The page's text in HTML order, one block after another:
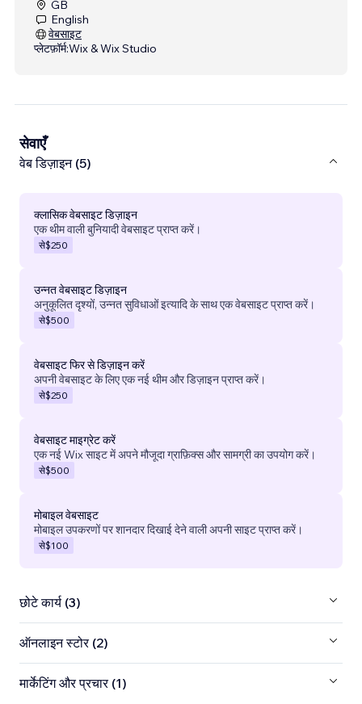
GB
English
वेबसाइट
प्लेटफ़ॉर्म:Wix & Wix Studio
सेवाएँ
वेब डिज़ाइन (5)
क्लासिक वेबसाइट डिज़ाइन
एक थीम वाली बुनियादी वेबसाइट प्राप्त करें।
से$250
उन्नत वेबसाइट डिज़ाइन
अनुकूलित दृश्यों, उन्नत सुविधाओं इत्यादि के साथ एक वेबसाइट प्राप्त करें।
से$500
वेबसाइट फिर से डिज़ाइन करें
अपनी वेबसाइट के लिए एक नई थीम और डिज़ाइन प्राप्त करें।
से$250
वेबसाइट माइग्रेट करें
एक नई Wix साइट में अपने मौजूदा ग्राफ़िक्स और सामग्री का उपयोग करें।
से$500
मोबाइल वेबसाइट
मोबाइल उपकरणों पर शानदार दिखाई देने वाली अपनी साइट प्राप्त करें।
से$100
छोटे कार्य (3)
ऑनलाइन स्टोर (2)
मार्केटिंग और प्रचार (1)